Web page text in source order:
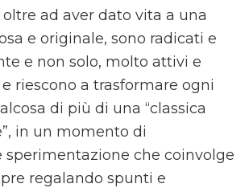
oltre ad aver dato vita a una
e originale, sono radicati e
e non solo, molto attivi e
riescono a trasformare ogni
di più di una “classica
in un momento di
sperimentazione che coinvolge
regalando spunti e